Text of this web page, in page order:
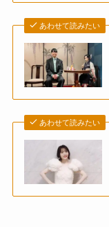
あわせて読みたい
あわせて読みたい